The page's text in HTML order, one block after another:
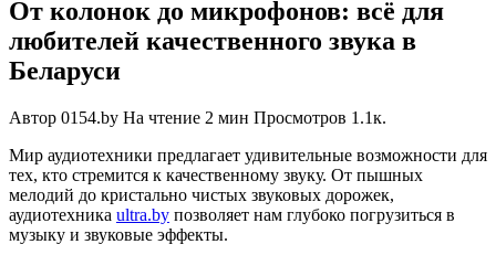
От колонок до микрофонов: всё для
любителей качественного звука в
Беларуси
Автор 0154.by На чтение 2 мин Просмотров 1.1к.
Мир аудиотехники предлагает удивительные возможности для
тех, кто стремится к качественному звуку. От пышных
мелодий до кристально чистых звуковых дорожек,
аудиотехника ultra.by позволяет нам глубоко погрузиться в
музыку и звуковые эффекты.